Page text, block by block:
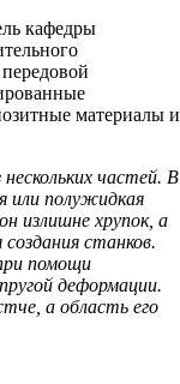
кафедры
материалы и
частей. В
или полужидкая
излишне хрупок, а
станков.
помощи
деформации.
а область его